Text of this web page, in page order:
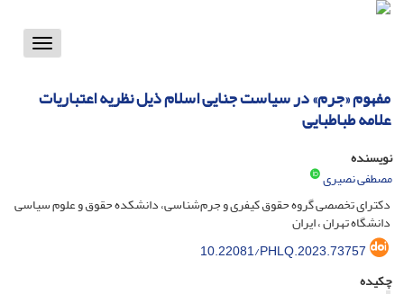
Toggle
مفهوم «جرم» در سیاست جنایی اسلام ذیل نظریه اعتباریات
علامه طباطبایی
نویسنده
مصطفی نصیری
دکترای تخصصی گروه حقوق کیفری و جرم‌شناسی، دانشکده حقوق و علوم سیاسی
دانشگاه تهران ، ایران
10.22081/PHLQ.2023.73757
چکیده